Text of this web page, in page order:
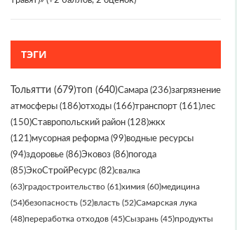
ТЭГИ
Тольятти (679)топ (640)Самара (236)загрязнение
атмосферы (186)отходы (166)транспорт (161)лес
(150)Ставропольский район (128)жкх
(121)мусорная реформа (99)водные ресурсы
(94)здоровье (86)Эковоз (86)погода
(85)ЭкоСтройРесурс (82)свалка
(63)градостроительство (61)химия (60)медицина
(54)безопасность (52)власть (52)Самарская лука
(48)переработка отходов (45)Сызрань (45)продукты